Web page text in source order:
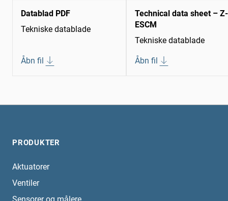
Datablad PDF
Tekniske datablade
Åbn fil
Technical data sheet – Z-
ESCM
Tekniske datablade
Åbn fil
PRODUKTER
Aktuatorer
Ventiler